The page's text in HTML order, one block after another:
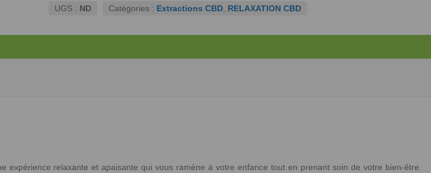
UGS : ND Catégories : Extractions CBD RELAXATION CBD
expérience relaxante et apaisante qui vous ramène à votre enfance tout en prenant soin de votre bien-être.